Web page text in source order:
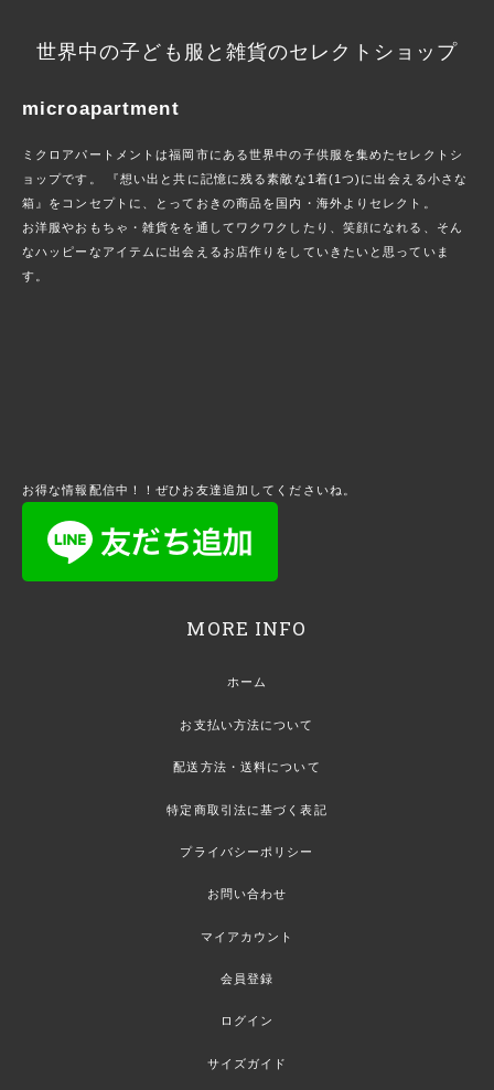
世界中の子ども服と雑貨のセレクトショップ
microapartment
ミクロアパートメントは福岡市にある世界中の子供服を集めたセレクトシ
ョップです。 『想い出と共に記憶に残る素敵な1着(1つ)に出会える小さな
箱』をコンセプトに、とっておきの商品を国内・海外よりセレクト。
お洋服やおもちゃ・雑貨をを通してワクワクしたり、笑顔になれる、そん
なハッピーなアイテムに出会えるお店作りをしていきたいと思っていま
す。
お得な情報配信中！！ぜひお友達追加してくださいね。
MORE INFO
ホーム
お支払い方法について
配送方法・送料について
特定商取引法に基づく表記
プライバシーポリシー
お問い合わせ
マイアカウント
会員登録
ログイン
サイズガイド